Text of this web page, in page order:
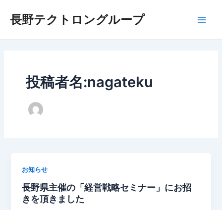
長野テクトロングループ
投稿者名:nagateku
お知らせ
長野県主催の「経営戦略セミナー」にお招
きを頂きました